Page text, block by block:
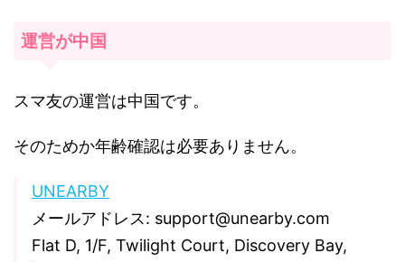
運営が中国
スマ友の運営は中国です。
そのためか年齢確認は必要ありません。
UNEARBY
メールアドレス: support@unearby.com
Flat D, 1/F, Twilight Court, Discovery Bay,